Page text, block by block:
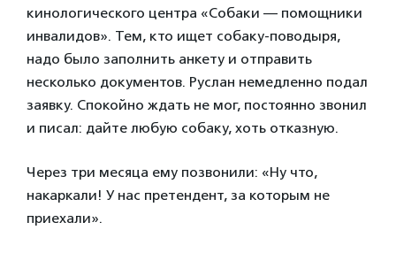
кинологического центра «Собаки — помощники
инвалидов». Тем, кто ищет собаку-поводыря,
надо было заполнить анкету и отправить
несколько документов. Руслан немедленно подал
заявку. Спокойно ждать не мог, постоянно звонил
и писал: дайте любую собаку, хоть отказную.
Через три месяца ему позвонили: «Ну что,
накаркали! У нас претендент, за которым не
приехали».